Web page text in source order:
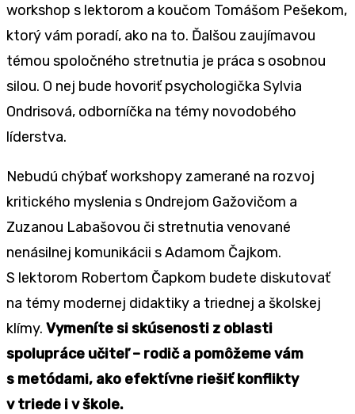
workshop s lektorom a koučom Tomášom Pešekom,
ktorý vám poradí, ako na to. Ďalšou zaujímavou
témou spoločného stretnutia je práca s osobnou
silou. O nej bude hovoriť psychologička Sylvia
Ondrisová, odborníčka na témy novodobého
líderstva.
Nebudú chýbať workshopy zamerané na rozvoj
kritického myslenia s Ondrejom Gažovičom a
Zuzanou Labašovou či stretnutia venované
nenásilnej komunikácii s Adamom Čajkom.
S lektorom Robertom Čapkom budete diskutovať
na témy modernej didaktiky a triednej a školskej
klímy. Vymeníte si skúsenosti z oblasti
spolupráce učiteľ – rodič a pomôžeme vám
s metódami, ako efektívne riešiť konflikty
v triede i v škole.